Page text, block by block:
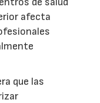
afecta
que las